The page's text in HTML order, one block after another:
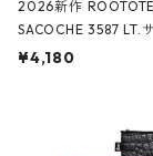
2026新作
SACOCHE 3587 LT.
ミエ-B ショルダーバ
¥4,180